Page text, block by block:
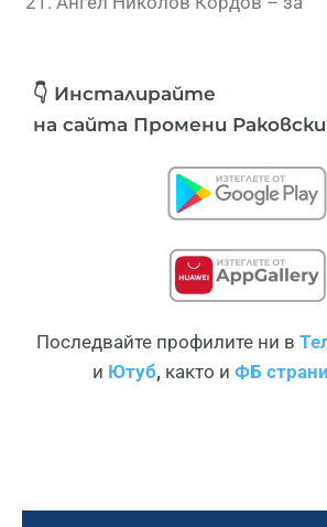
👇 Инсталирайте
на сайта Промени
Последвайте профилите ни в
и Ютуб, както и ФБ